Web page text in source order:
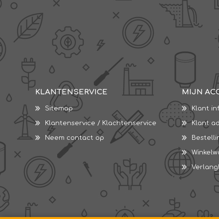
KLANTENSERVICE
Sitemap
Klantenservice / Klachtenservice
Neem contact op
MIJN
Klant
Klant